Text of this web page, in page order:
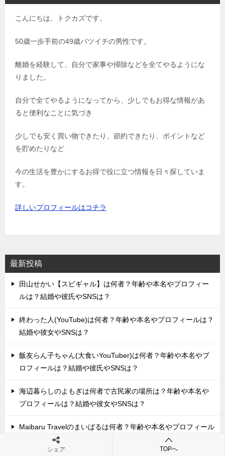
こんにちは、トクカズです。
50歳一歩手前の49歳バツイチの男性です。
離婚を経験して、自分で家事や掃除などを全てやるようにな
りました。
自分で全てやるようになってから、少しでもお得な情報があ
ると便利なことに気づき
少しでも安く買い物できたり、節約できたり、ポイントなど
を貯めたりなど
今の生活を豊かにするお得で役に立つ情報を日々探していま
す。
詳しいプロフィールはコチラ
最新投稿
田山せかい【スピギャル】は何者？年齢や本名やプロフィー
ルは？結婚や彼氏やSNSは？
終わった人(YouTube)は何者？年齢や本名やプロフィールは？
結婚や彼女やSNSは？
飯友らん子ちゃん(大食いYouTuber)は何者？年齢や本名やプ
ロフィールは？結婚や彼氏やSNSは？
海辺暮らしのよもぎは何者で古民家の場所は？年齢や本名や
プロフィールは？結婚や彼女やSNSは？
Maibaru Travelのまいばるは何者？年齢や本名やプロフィール
は？相方のyuuとの関係やSNSは？
シェア TOPへ